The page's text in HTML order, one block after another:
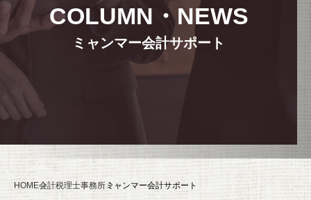
ミャンマー会計サポート
HOME会計税理士事務所 ミャンマー会計サポート